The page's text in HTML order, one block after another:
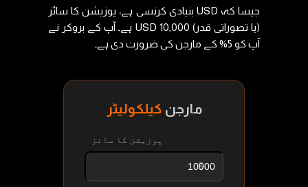
جیسا کہ USD بنیادی کرنسی ہے، پوزیشن کا سائز
(یا تصوراتی قدر) 10,000 USD ہے۔ آپ کے بروکر نے
آپ کو 5% کے مارجن کی ضرورت دی ہے۔
مارجن کیلکولیٹر
پوزیشن کا سائز